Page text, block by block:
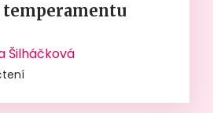
Šilháčková